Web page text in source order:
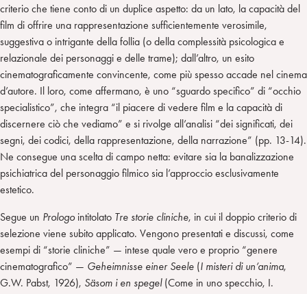
criterio che tiene conto di un duplice aspetto: da un lato, la capacità del
film di offrire una rappresentazione sufficientemente verosimile,
suggestiva o intrigante della follia (o della complessità psicologica e
relazionale dei personaggi e delle trame); dall’altro, un esito
cinematograficamente convincente, come più spesso accade nel cinema
d’autore. Il loro, come affermano, è uno “sguardo specifico” di “occhio
specialistico”, che integra “il piacere di vedere film e la capacità di
discernere ciò che vediamo” e si rivolge all’analisi “dei significati, dei
segni, dei codici, della rappresentazione, della narrazione” (pp. 13-14).
Ne consegue una scelta di campo netta: evitare sia la banalizzazione
psichiatrica del personaggio filmico sia l’approccio esclusivamente
estetico.
Segue un Prologointitolato Tre storie cliniche, in cui il doppio criterio di
selezione viene subito applicato. Vengono presentati e discussi, come
esempi di “storie cliniche” — intese quale vero e proprio “genere
cinematografico” — Geheimnisse einer Seele (I misteri di un’anima,
G.W. Pabst, 1926), Säsom i en spegel(Come in uno specchio, I.